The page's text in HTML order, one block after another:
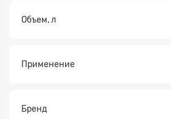
Объем, л
Применение
Бренд